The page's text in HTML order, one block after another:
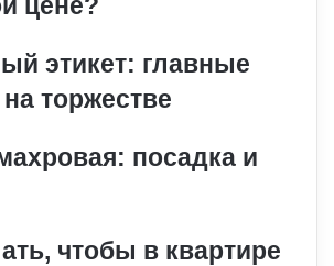
этикет: главные
торжестве
посадка и
чтобы в квартире